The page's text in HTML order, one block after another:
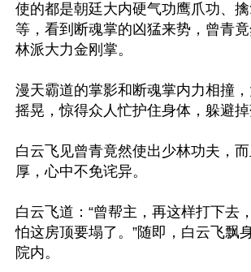
使的都是朝廷大内硬气功鹰爪功、
等，看到断魂掌的凶猛来势，曾青
林派大力金刚掌。
漫天霸道的掌影和断魂掌内力相撞
摇晃，惊得众人忙护住身体，躲避掉
白云飞见曾青竟然使出少林功夫，
厚，心中不免诧异。
白云飞道：“曾帮主，再这样打下去
怕这房顶要塌了。”随即，白云飞飘
院内。